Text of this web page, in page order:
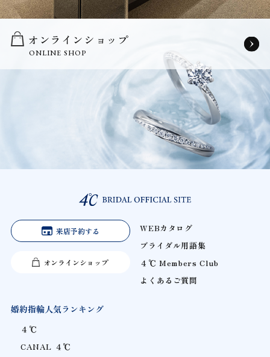
オンラインショップ
ONLINE SHOP
来店予約する
オンラインショップ
WEBカタログ
ブライダル用語集
４℃ Members Club
よくあるご質問
婚約指輪人気ランキング
４℃
CANAL ４℃